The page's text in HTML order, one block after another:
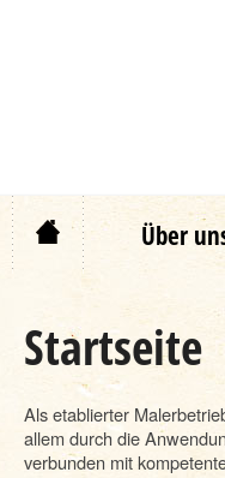
Zum
Über
Startseite
Als etablierter
allem durch die
verbunden mit